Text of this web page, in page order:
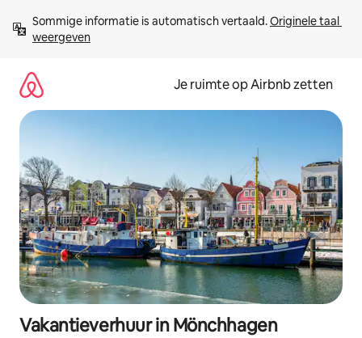
direct
naar
Sommige informatie is automatisch vertaald. Originele taal
weergeven
Je ruimte op Airbnb zetten
Vakantieverhuur in Mönchhagen